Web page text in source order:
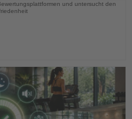
und untersucht den